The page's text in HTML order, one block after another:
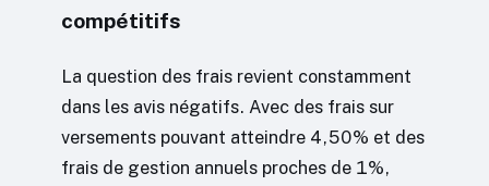
compétitifs
La question des frais revient constamment
dans les avis négatifs. Avec des frais sur
versements pouvant atteindre 4,50% et des
frais de gestion annuels proches de 1%,